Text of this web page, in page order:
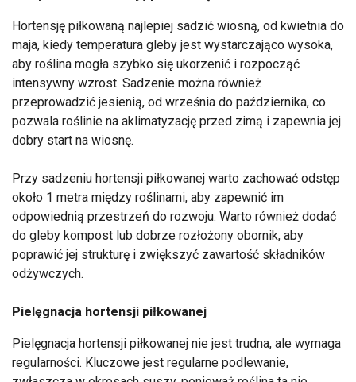
Hortensję piłkowaną najlepiej sadzić wiosną, od kwietnia do
maja, kiedy temperatura gleby jest wystarczająco wysoka,
aby roślina mogła szybko się ukorzenić i rozpocząć
intensywny wzrost. Sadzenie można również
przeprowadzić jesienią, od września do października, co
pozwala roślinie na aklimatyzację przed zimą i zapewnia jej
dobry start na wiosnę.
Przy sadzeniu hortensji piłkowanej warto zachować odstęp
około 1 metra między roślinami, aby zapewnić im
odpowiednią przestrzeń do rozwoju. Warto również dodać
do gleby kompost lub dobrze rozłożony obornik, aby
poprawić jej strukturę i zwiększyć zawartość składników
odżywczych.
Pielęgnacja hortensji piłkowanej
Pielęgnacja hortensji piłkowanej nie jest trudna, ale wymaga
regularności. Kluczowe jest regularne podlewanie,